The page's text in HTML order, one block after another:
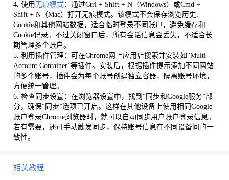
4. 使用无痕模式：通过Ctrl + Shift + N（Windows）或Cmd +
Shift + N（Mac）打开无痕模式。该模式不会保存浏览历史、
Cookie和其他网站数据，适合临时登录不同账户，避免缓存和
Cookie记录。不过关闭窗口后，所有会话信息会丢失，不适合长
期管理多个账户。
5. 利用插件管理：可在Chrome网上应用店搜索并安装如“Multi-
Account Container”等插件。安装后，根据插件提示添加不同网站
的多个账号，插件会为每个账号创建独立容器，隔离账号环境，
方便统一管理。
6. 检查同步设置：在浏览器设置中，找到“同步和Google服务”部
分，确保“同步”选项已开启。这样在其他设备上使用相同Google
账户登录Chrome浏览器时，就可以自动同步用户账户登录信息。
若有需要，还可手动触发同步，保持账号信息在不同设备间的一
致性。
相关教程